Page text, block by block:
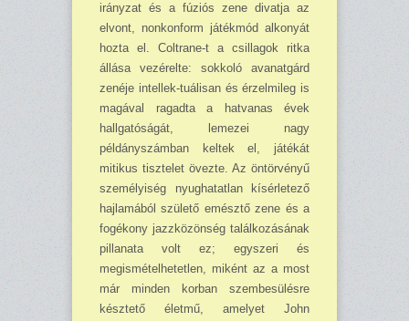
irányzat és a fúziós zene divatja az
elvont, nonkonform játékmód alkonyát
hozta el. Coltrane-t a csillagok ritka
állása vezérelte: sokkoló avanatgárd
zenéje intellek-tuálisan és érzelmileg is
magával ragadta a hatvanas évek
hallgatóságát, lemezei nagy
példányszámban keltek el, játékát
mitikus tisztelet övezte. Az öntörvényű
személyiség nyughatatlan kísérletező
hajlamából születő emésztő zene és a
fogékony jazzközönség találkozásának
pillanata volt ez; egyszeri és
megismételhetetlen, miként az a most
már minden korban szembesülésre
késztető életmű, amelyet John